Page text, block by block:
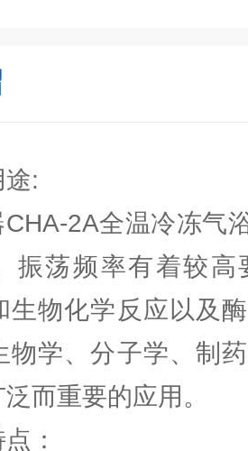
:
2A全温冷冻气
振荡频率有着较高
生物化学反应以及
物学、分子学、制
而重要的应用。
：